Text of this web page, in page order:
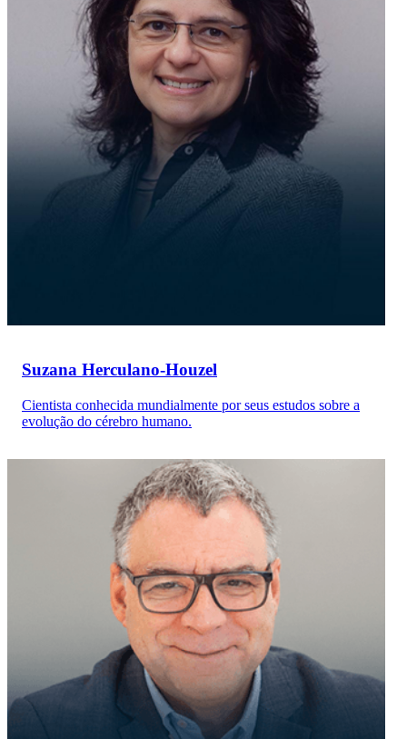
Suzana Herculano-Houzel
Cientista conhecida mundialmente por seus estudos sobre a
evolução do cérebro humano.